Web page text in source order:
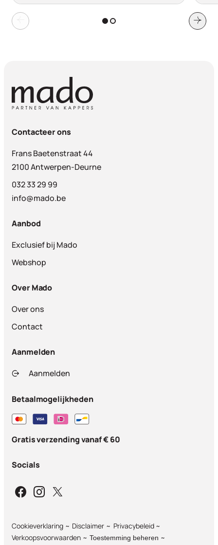
Contacteer ons
Frans Baetenstraat 44
2100 Antwerpen-Deurne
032 33 29 99
info@mado.be
Aanbod
Exclusief bij Mado
Webshop
Over Mado
Over ons
Contact
Aanmelden
Aanmelden
Betaalmogelijkheden
Gratis verzending vanaf € 60
Socials
Cookieverklaring Disclaimer
Privacybeleid
Verkoopsvoorwaarden
Toestemming beheren